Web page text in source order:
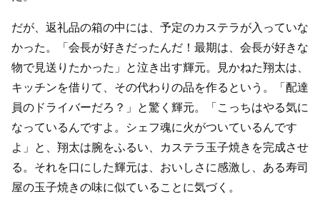
だが、返礼品の箱の中には、予定のカステラが入っていな
かった。「会長が好きだったんだ！最期は、会長が好きな
物で見送りたかった」と泣き出す輝元。見かねた翔太は、
キッチンを借りて、その代わりの品を作るという。「配達
員のドライバーだろ？」と驚く輝元。「こっちはやる気に
なっているんですよ。シェフ魂に火がついているんです
よ」と、翔太は腕をふるい、カステラ玉子焼きを完成させ
る。それを口にした輝元は、おいしさに感激し、ある寿司
屋の玉子焼きの味に似ていることに気づく。